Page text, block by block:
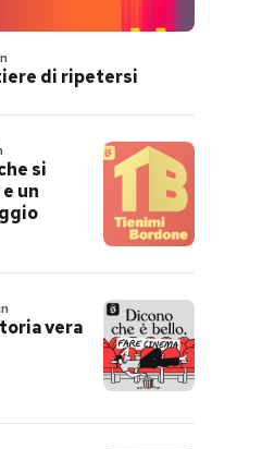
di ripetersi
si
un
vera